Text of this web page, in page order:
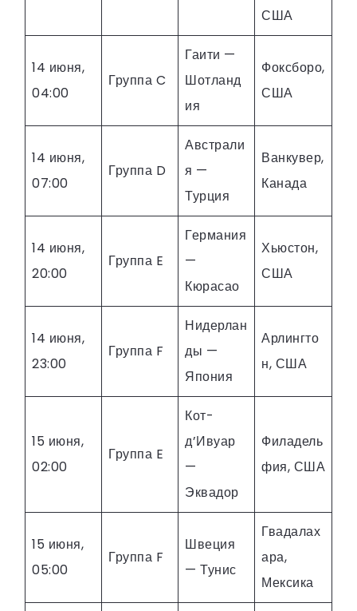
США
14 июня,
04:00
Группа C
Гаити —
Шотланд
ия
Фоксборо,
США
14 июня,
07:00
Группа D
Австрали
я —
Турция
Ванкувер,
Канада
14 июня,
20:00
Группа E
Германия
—
Кюрасао
Хьюстон,
США
14 июня,
23:00
Группа F
Нидерлан
ды —
Япония
Арлингто
н, США
15 июня,
02:00
Группа E
Кот-
д’Ивуар
—
Эквадор
Филадель
фия, США
15 июня,
05:00
Группа F
Швеция
— Тунис
Гвадалах
ара,
Мексика